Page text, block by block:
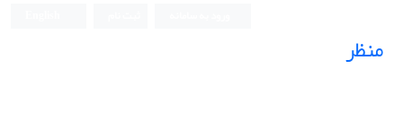
منظر